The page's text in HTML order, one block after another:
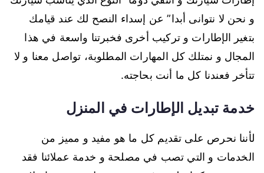
و نحن لا نتوانى أبدا” عن إسداء النصح لك عند قيامك
بتغير الإطارات و تركيب أخرى فخبرتنا واسعة في هذا
المجال و نمتلك كل المهارات المطلوبة، تواصل معنا و لا
تتأخر فعندنا كل ما أنت بحاجته.
خدمة تبديل الإطارات في المنزل
لأننا نحرص على تقديم كل ما هو مفيد و مميز من
الخدمات و التي تصب في مصلحة و خدمة عملائنا فقد